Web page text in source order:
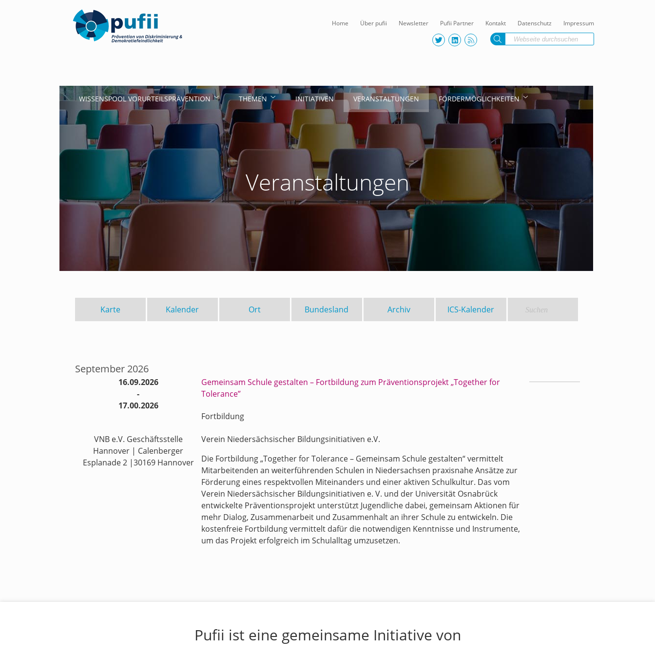
Impressum
Datenschutz
Kontakt
Pufii Partner
Newsletter
Über pufii
Home
WISSENSPOOL VORURTEILSPRÄVENTION THEMEN INITIATIVEN VERANSTALTUNGEN FÖRDERMÖGLICHKEITEN
Veranstaltungen
Karte Kalender Ort Bundesland Archiv ICS-Kalender
September 2026
16.09.2026
-
17.00.2026
VNB e.V. Geschäftsstelle
Hannover | Calenberger
Esplanade 2 |30169 Hannover
Gemeinsam Schule gestalten – Fortbildung zum Präventionsprojekt „Together for
Tolerance”
Fortbildung
Verein Niedersächsischer Bildungsinitiativen e.V.
Die Fortbildung „Together for Tolerance – Gemeinsam Schule gestalten“ vermittelt
Mitarbeitenden an weiterführenden Schulen in Niedersachsen praxisnahe Ansätze zur
Förderung eines respektvollen Miteinanders und einer aktiven Schulkultur. Das vom
Verein Niedersächsischer Bildungsinitiativen e. V. und der Universität Osnabrück
entwickelte Präventionsprojekt unterstützt Jugendliche dabei, gemeinsam Aktionen für
mehr Dialog, Zusammenarbeit und Zusammenhalt an ihrer Schule zu entwickeln. Die
kostenfreie Fortbildung vermittelt dafür die notwendigen Kenntnisse und Instrumente,
um das Projekt erfolgreich im Schulalltag umzusetzen.
Pufii ist eine gemeinsame Initiative von